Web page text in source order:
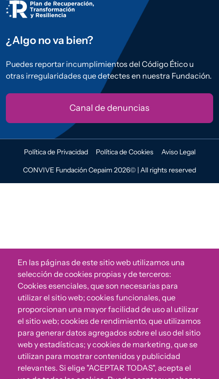
¿Algo no va bien?
Puedes reportar incumplimientos del Código Ético u
otras irregularidades que detectes en nuestra Fundación.
Canal de denuncias
CONVIVE Fundación Cepaim 2026© | All rights reserved
Política de Privacidad Política de Cookies Aviso Legal
En las páginas de este sitio web utilizamos una
selección de cookies propias y de terceros:
Cookies esenciales, que son necesarias para
utilizar el sitio web; cookies funcionales, que
proporcionan una mayor facilidad de uso al utilizar
el sitio web; cookies de rendimiento, que utilizamos
para generar datos agregados sobre el uso del sitio
web y estadísticas; y cookies de marketing, que se
utilizan para mostrar contenidos y publicidad
relevantes. Si elige "ACEPTAR TODAS", acepta el